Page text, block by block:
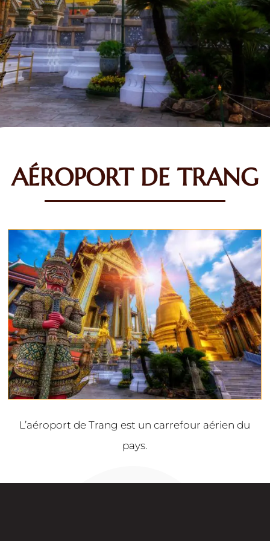
AÉROPORT DE TRANG
L’aéroport de Trang est un carrefour aérien du
pays.